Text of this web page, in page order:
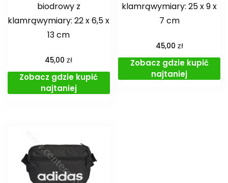
biodrowy z
klamrąwymiary: 22 x 6,5 x
13 cm
45,00zł
Zobacz gdzie kupić
najtaniej
klamrąwymiary: 25 x 9 x
7 cm
45,00 zł
Zobacz gdzie kupić
najtaniej